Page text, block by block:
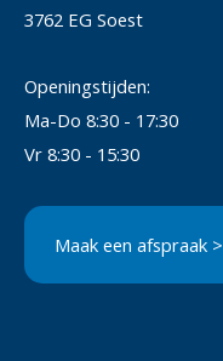
3762 EG Soest
Openingstijden:
Ma-Do 8:30 - 17:30
Vr 8:30 - 15:30
Maak een afspraak >